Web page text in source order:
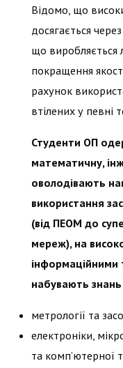
Відомо, що
досягається
що виробляється
покращення
рахунок
втілених у певні
Студенти ОП
математичну,
оволодівають
використання
(від ПЕОМ до
мереж), на
інформаційними
набувають знань
метрології та
електроніки,
та комп’ютерної